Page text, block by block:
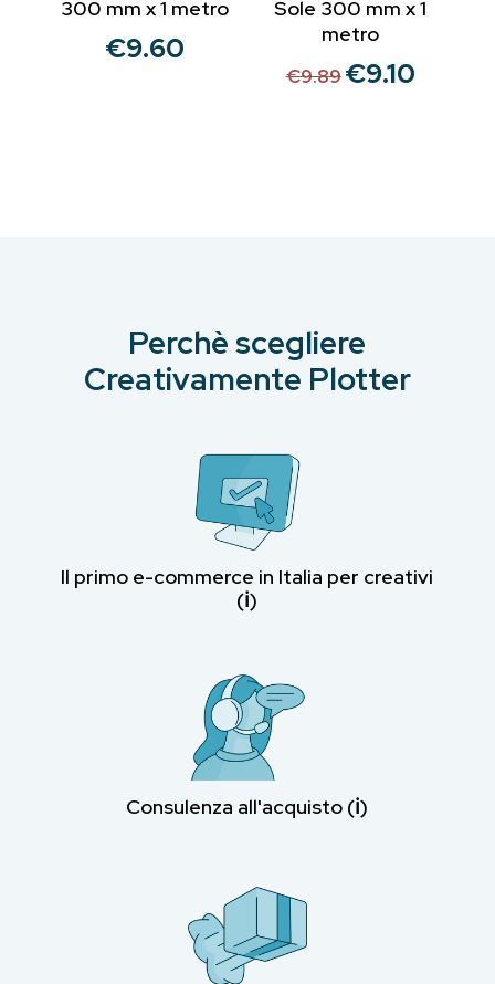
300 mm x 1 metro
€9.60
Sole 300 mm x 1
metro
€9.89 Il
€9.10Il
Perchè scegliere
Creativamente Plotter
Il primo e-commerce in Italia per creativi
(ℹ︎)
Consulenza all'acquisto (ℹ︎)